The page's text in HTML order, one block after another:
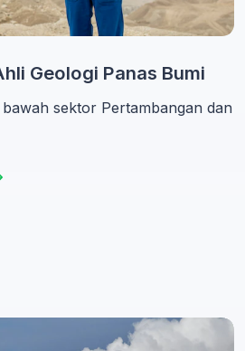
Geologi Panas Bumi
sektor Pertambangan dan